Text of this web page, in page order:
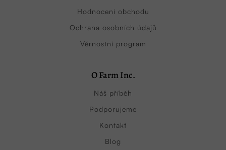
Hodnocení obchodu
Ochrana osobních údajů
Věrnostní program
O Farm Inc.
Náš příběh
Podporujeme
Kontakt
Blog